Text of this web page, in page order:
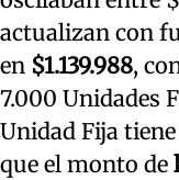
actualizan con
en $1.139.988,
7.000 Unidades
Unidad Fija
que el monto de